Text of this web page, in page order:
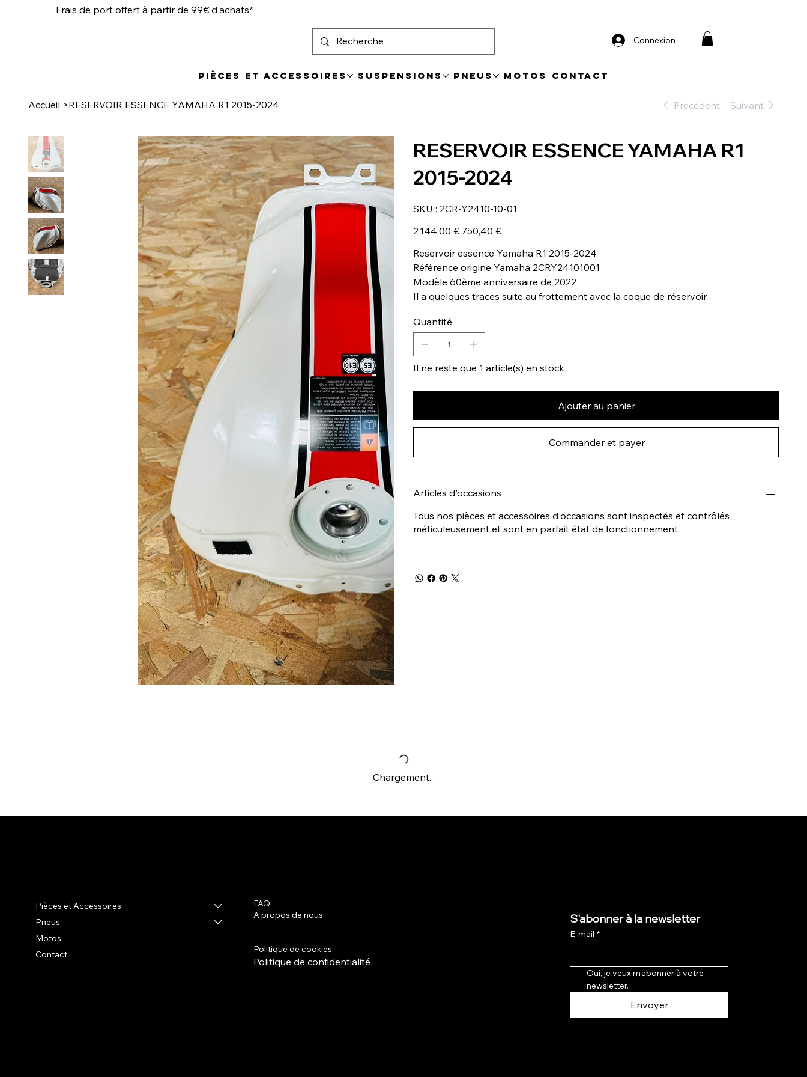
Frais de port offert à partir de 99€ d'achats*
Pièces et Accessoires Suspensions Pneus Motos Contact
Connexion
Accueil >RESERVOIR ESSENCE YAMAHA R1 2015-2024 Précédent Suivant
RESERVOIR ESSENCE YAMAHA R1
2015-2024
SKU : SKU
2CR-
01
2CR-Y2410-10-01
Prix
d’origine
2 144,00 € Prix
promotionnel
750,40 €
Reservoir essence Yamaha R1 2015-2024
Référence origine Yamaha 2CRY24101001
Modèle 60ème anniversaire de 2022
Il a quelques traces suite au frottement avec la coque de réservoir.
Quantité
Il ne reste que 1 article(s) en stock
Ajouter au panier
Commander et payer
Articles d'occasions
Tous nos pièces et accessoires d'occasions sont inspectés et contrôlés
méticuleusement et sont en parfait état de fonctionnement.
Chargement...
Pièces et Accessoires
Pneus
Motos
Contact
FAQ
A propos de nous
Politique de cookies
Politique de confidentialité
S'abonner à la newsletter
E-mail *
Oui, je veux m'abonner à votre
newsletter.
Envoyer